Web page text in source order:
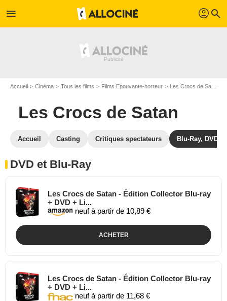
menu profil search
Accueil Cinéma Tous les films Films Epouvante-horreur Les Crocs de Satan
Les Crocs de Satan
Accueil Casting Critiques spectateurs Blu-Ray, DVD
DVD et Blu-Ray
Les Crocs de Satan - Édition Collector Blu-ray
+ DVD + Li...
neuf à partir de 10,89 €
ACHETER
Les Crocs de Satan - Édition Collector Blu-ray
+ DVD + Li...
neuf à partir de 11,68 €